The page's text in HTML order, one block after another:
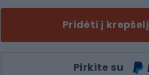
Pridėti į krepšelį
Pirkite su